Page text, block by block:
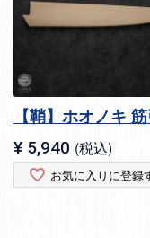
【鞘】ホオノキ 筋
¥ 5,940 税込
お気に入りに登録